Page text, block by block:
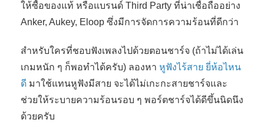
ให้ซื้อของแท้ หรือแบรนด์ Third Party ที่น่าเชื่อถืออย่าง
Anker, Aukey, Eloop ซึ่งมีการจัดการความร้อนที่ดีกว่า
สำหรับใครที่ชอบฟังเพลงไปด้วยตอนชาร์จ (ถ้าไม่ได้เล่น
เกมหนัก ๆ ก็พอทำได้ครับ) ลองหา หูฟังไร้สาย ยี่ห้อไหน
ดี มาใช้แทนหูฟังมีสาย จะได้ไม่เกะกะสายชาร์จและ
ช่วยให้ระบายความร้อนรอบ ๆ พอร์ตชาร์จได้ดีขึ้นนิดนึง
ด้วยครับ